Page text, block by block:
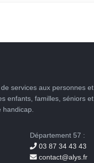
services aux personnes et
enfants, familles, séniors et
Département 57 :
03 87 34 43 43
contact@alys.fr